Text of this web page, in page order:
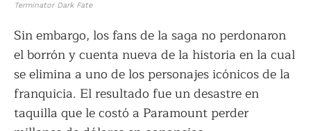
Terminator Dark Fate
Sin embargo, los fans de la saga no perdonaron
el borrón y cuenta nueva de la historia en la cual
se elimina a uno de los personajes icónicos de la
franquicia. El resultado fue un desastre en
taquilla que le costó a Paramount perder